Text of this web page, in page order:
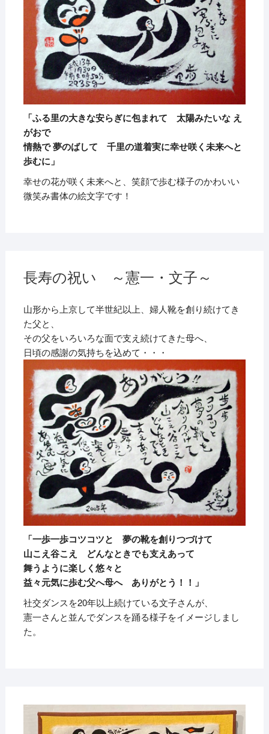
「ふる里の大きな安らぎに包まれて 太陽みたいな え
がおで
情熱で 夢のばして 千里の道着実に幸せ咲く未来へと
歩むに」
幸せの花が咲く未来へと、笑顔で歩む様子のかわいい
微笑み書体の絵文字です！
長寿の祝い ～憲一・文子～
山形から上京して半世紀以上、婦人靴を創り続けてき
た父と、
その父をいろいろな面で支え続けてきた母へ、
日頃の感謝の気持ちを込めて・・・
「一歩一歩コツコツと 夢の靴を創りつづけて
山こえ谷こえ どんなときでも支えあって
舞うように楽しく悠々と
益々元気に歩む父へ母へ ありがとう！！」
社交ダンスを20年以上続けている文子さんが、
憲一さんと並んでダンスを踊る様子をイメージしまし
た。